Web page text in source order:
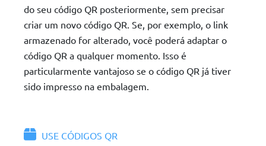
do seu código QR posteriormente, sem precisar
criar um novo código QR. Se, por exemplo, o link
armazenado for alterado, você poderá adaptar o
código QR a qualquer momento. Isso é
particularmente vantajoso se o código QR já tiver
sido impresso na embalagem.
USE CÓDIGOS QR